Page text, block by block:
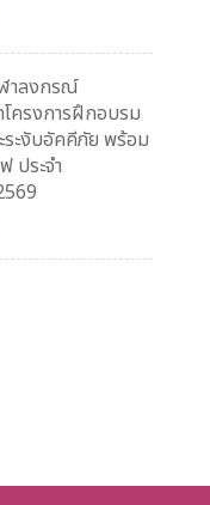
าลงกรณ์
โครงการฝึกอบรม
ะงับอัคคีภัย พร้อม
ประจำ